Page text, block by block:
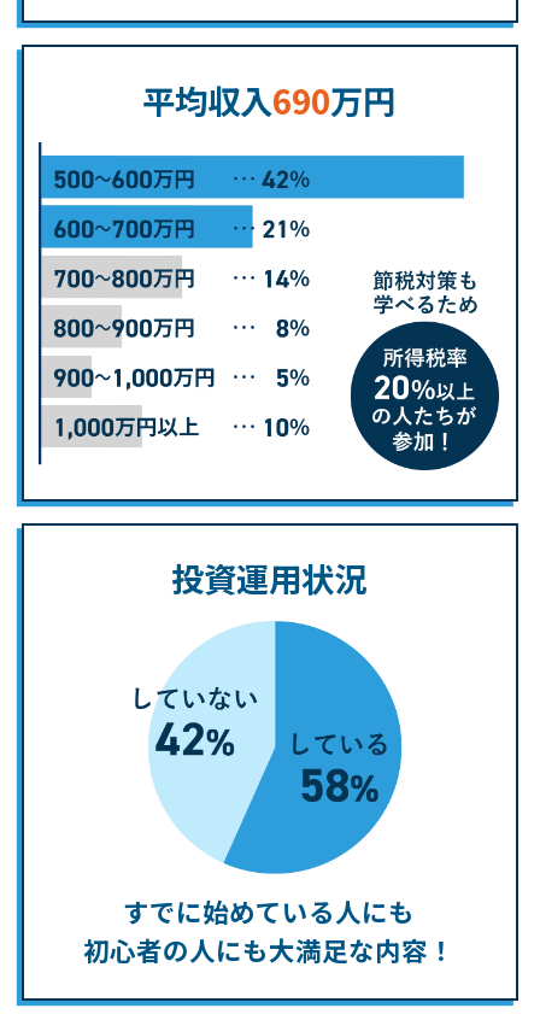
平均収入690万円
投資運用状況
すでに始めている人にも
初心者の人にも大満足な内容！